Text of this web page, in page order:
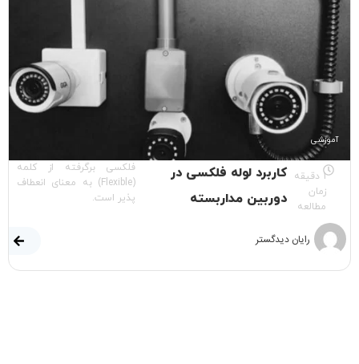
آموزشی
1 دقیقه
زمان
مطالعه
کاربرد لوله فلکسی در
دوربین مداربسته
فلکسی برگرفته از کلمه
(Flexible) به معنای انعطاف
پذیر است.
رایان دیدگستر